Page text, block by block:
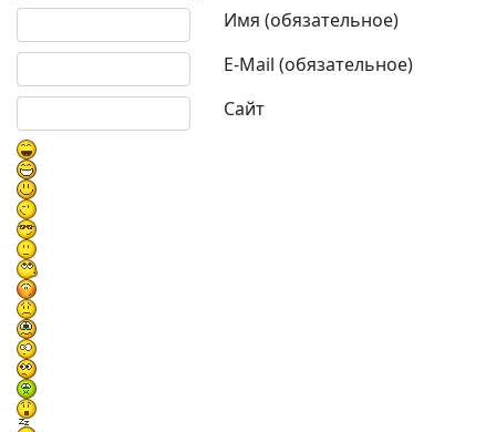
Имя (обязательное)
E-Mail (обязательное)
Сайт
Текст комментария